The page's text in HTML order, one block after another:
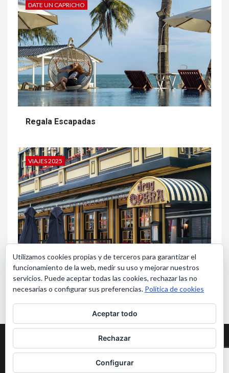
DATE UN CAPRICHO
Regala Escapadas
VIAJES 2025
Bruselas en Navidad
Aviso Legal y Privacidad
Copyright ©Viajerosmas65. Todos los derechos reservados
Utilizamos cookies propias y de terceros para garantizar el
funcionamiento de la web, medir su uso y mejorar nuestros
servicios. Puede aceptar todas las cookies, rechazar las no
necesarias o configurar sus preferencias. Política de cookies
Aceptar todo
Rechazar
Configurar